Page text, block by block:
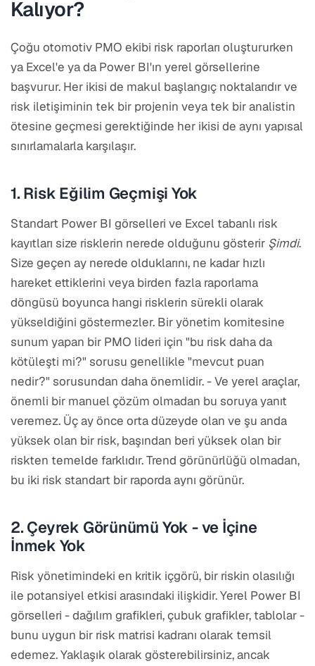
Kalıyor?
Çoğu otomotiv PMO ekibi risk raporları oluştururken
ya Excel'e ya da Power BI'ın yerel görsellerine
başvurur. Her ikisi de makul başlangıç noktalarıdır ve
risk iletişiminin tek bir projenin veya tek bir analistin
ötesine geçmesi gerektiğinde her ikisi de aynı yapısal
sınırlamalarla karşılaşır.
1. Risk Eğilim Geçmişi Yok
Standart Power BI görselleri ve Excel tabanlı risk
kayıtları size risklerin nerede olduğunu gösterir Şimdi.
Size geçen ay nerede olduklarını, ne kadar hızlı
hareket ettiklerini veya birden fazla raporlama
döngüsü boyunca hangi risklerin sürekli olarak
yükseldiğini göstermezler. Bir yönetim komitesine
sunum yapan bir PMO lideri için "bu risk daha da
kötüleşti mi?" sorusu genellikle "mevcut puan
nedir?" sorusundan daha önemlidir. - Ve yerel araçlar,
önemli bir manuel çözüm olmadan bu soruya yanıt
veremez. Üç ay önce orta düzeyde olan ve şu anda
yüksek olan bir risk, başından beri yüksek olan bir
riskten temelde farklıdır. Trend görünürlüğü olmadan,
bu iki risk standart bir raporda aynı görünür.
2. Çeyrek Görünümü Yok - ve İçine
İnmek Yok
Risk yönetimindeki en kritik içgörü, bir riskin olasılığı
ile potansiyel etkisi arasındaki ilişkidir. Yerel Power BI
görselleri - dağılım grafikleri, çubuk grafikler, tablolar -
bunu uygun bir risk matrisi kadranı olarak temsil
edemez. Yaklaşık olarak gösterebilirsiniz, ancak